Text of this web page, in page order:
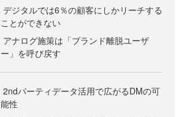
デジタルでは6％の顧客にしかリーチする
ことができない
アナログ施策は「ブランド離脱ユーザ
ー」を呼び戻す
2ndパーティデータ活用で広がるDMの可
能性